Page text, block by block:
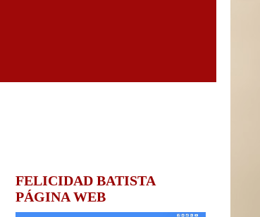
FELICIDAD BATISTA
PÁGINA WEB